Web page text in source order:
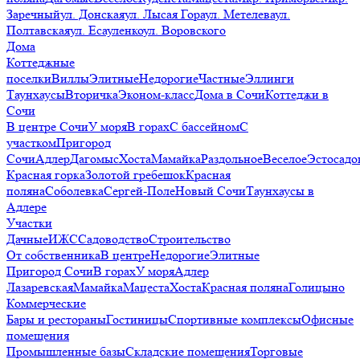
Заречныйул. Донскаяул. Лысая Гораул. Метелеваул.
Полтавскаяул. Есауленкоул. Воровского
Дома
Коттеджные
поселкиВиллыЭлитныеНедорогиеЧастныеЭллинги
ТаунхаусыВторичкаЭконом-классДома в СочиКоттеджи в
Сочи
В центре СочиУ моряВ горахС бассейномС
участкомПригород
СочиАдлерДагомысХостаМамайкаРаздольноеВеселое
Красная горкаЗолотой гребешокКрасная
полянаСоболевкаСергей-ПолеНовый СочиТаунхаусы в
Адлере
Участки
ДачныеИЖССадоводствоСтроительство
От собственникаВ центреНедорогиеЭлитные
Пригород СочиВ горахУ моряАдлер
ЛазаревскаяМамайкаМацестаХостаКрасная полянаГолицыно
Коммерческие
Бары и рестораныГостиницыСпортивные комплексыОфисные
помещения
Промышленные базыСкладские помещенияТорговые